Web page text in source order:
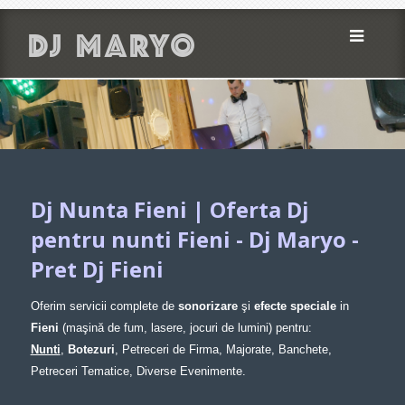
DJ MARYO
ACASA
FOTO
VIDEO
OFERTE
Dj Nunta Fieni | Oferta Dj
pentru nunti Fieni - Dj Maryo -
Pret Dj Fieni
Oferim servicii complete de sonorizareşi efecte specialein
Fieni (maşină de fum, lasere, jocuri de lumini) pentru:
Nunti, Botezuri, Petreceri de Firma, Majorate, Banchete,
Petreceri Tematice, Diverse Evenimente.